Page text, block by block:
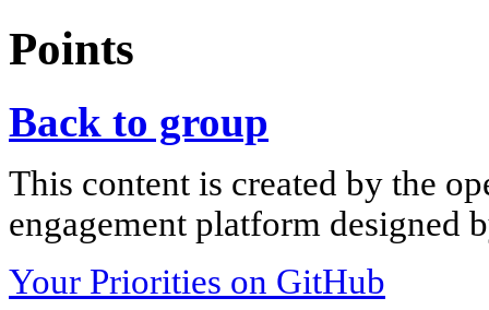
Points
Back to group
This content is created by the
engagement platform designed
Your Priorities on GitHub